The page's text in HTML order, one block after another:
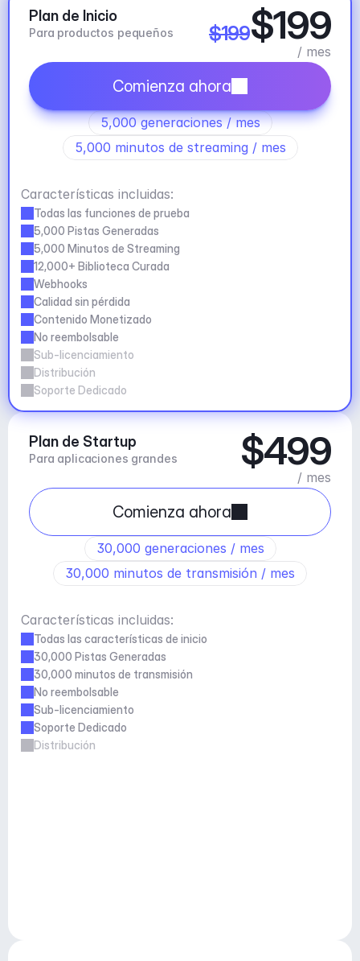
Plan de Inicio
Para productos pequeños $199$199
/ mes
Comienza ahora
5,000 generaciones / mes
5,000 minutos de streaming / mes
Características incluidas:
Todas las funciones de prueba
5,000 Pistas Generadas
5,000 Minutos de Streaming
12,000+ Biblioteca Curada
Webhooks
Calidad sin pérdida
Contenido Monetizado
No reembolsable
Sub-licenciamiento
Distribución
Soporte Dedicado
Plan de Startup
Para aplicaciones grandes $499
/ mes
Comienza ahora
30,000 generaciones / mes
30,000 minutos de transmisión / mes
Características incluidas:
Todas las características de inicio
30,000 Pistas Generadas
30,000 minutos de transmisión
No reembolsable
Sub-licenciamiento
Soporte Dedicado
Distribución